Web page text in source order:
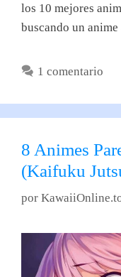
los 10 mejores
buscando un
1 comentario
8 Animes
(Kaifuku
por